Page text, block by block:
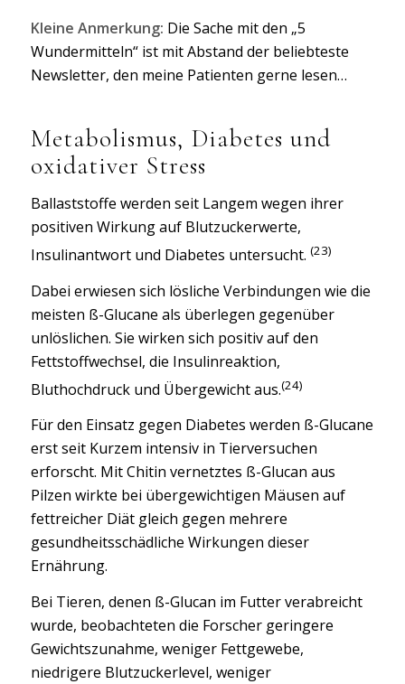
Kleine Anmerkung: Die Sache mit den „5
Wundermitteln“ ist mit Abstand der beliebteste
Newsletter, den meine Patienten gerne lesen…
Metabolismus, Diabetes und
oxidativer Stress
Ballaststoffe werden seit Langem wegen ihrer
positiven Wirkung auf Blutzuckerwerte,
Insulinantwort und Diabetes untersucht. (23)
Dabei erwiesen sich lösliche Verbindungen wie die
meisten ß-Glucane als überlegen gegenüber
unlöslichen. Sie wirken sich positiv auf den
Fettstoffwechsel, die Insulinreaktion,
Bluthochdruck und Übergewicht aus.(24)
Für den Einsatz gegen Diabetes werden ß-Glucane
erst seit Kurzem intensiv in Tierversuchen
erforscht. Mit Chitin vernetztes ß-Glucan aus
Pilzen wirkte bei übergewichtigen Mäusen auf
fettreicher Diät gleich gegen mehrere
gesundheitsschädliche Wirkungen dieser
Ernährung.
Bei Tieren, denen ß-Glucan im Futter verabreicht
wurde, beobachteten die Forscher geringere
Gewichtszunahme, weniger Fettgewebe,
niedrigere Blutzuckerlevel, weniger